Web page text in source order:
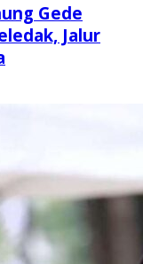
Gede
Jalur